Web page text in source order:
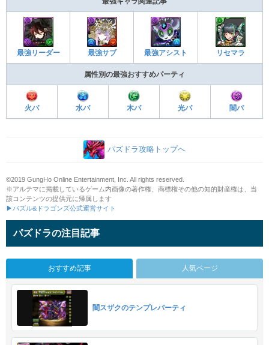
最強リーダー 最強サブ 最強アシスト リセマラ
属性別の最強おすすめパーティ
火パ 水パ 木パ 光パ 闇パ
パズドラ攻略トップへ
©2019 GungHo Online Entertainment, Inc. All rights reserved.
※アルテマに掲載しているゲーム内画像の著作権、商標権その他の知的財産権は、当
該コンテンツの提供元に帰属します
▶パズル&ドラゴンズ公式運営サイト
パズドラの注目記事
おすすめ記事 人気ページ
闇スザクのテンプレパーティ